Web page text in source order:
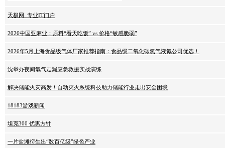
天极网_专业IT门户
2026中国亚麻业：原料“看天吃饭” vs 价格“敏感脆弱”
2026年5月上海食品级气体厂家推荐指南：食品级二氧化碳氮气液氮公司优选！
沈举办夜间氯气走漏应急救援实战演练
解决储能火灾高发！自动灭火系统科技助力储能行业走出安全困境
18183游戏新闻
坦克300 优惠方针
一片盐滩衍生出“数百亿级”绿色产业